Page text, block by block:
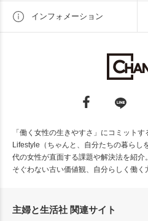
インフォメーション
「働く女性の生きやすさ」にコミット
Lifestyle（ちゃんと、自分たちの暮らし
代の女性が直面する課題や解決法を紹
そぐわない古い価値観、自分らしく働く
主婦と生活社 関連サイト